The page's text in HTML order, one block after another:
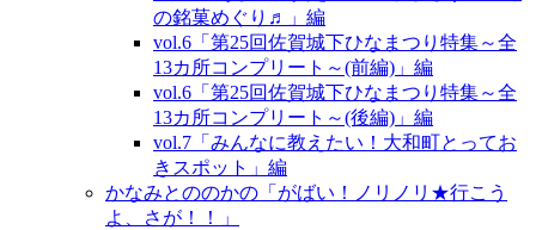
の銘菓めぐり♬」編
vol.6「第25回佐賀城下ひなまつり特集～全
13カ所コンプリート～(前編)」編
vol.6「第25回佐賀城下ひなまつり特集～全
13カ所コンプリート～(後編)」編
vol.7「みんなに教えたい！大和町とってお
きスポット」編
かなみとののかの「がばい！ノリノリ★行こう
よ、さが！！」